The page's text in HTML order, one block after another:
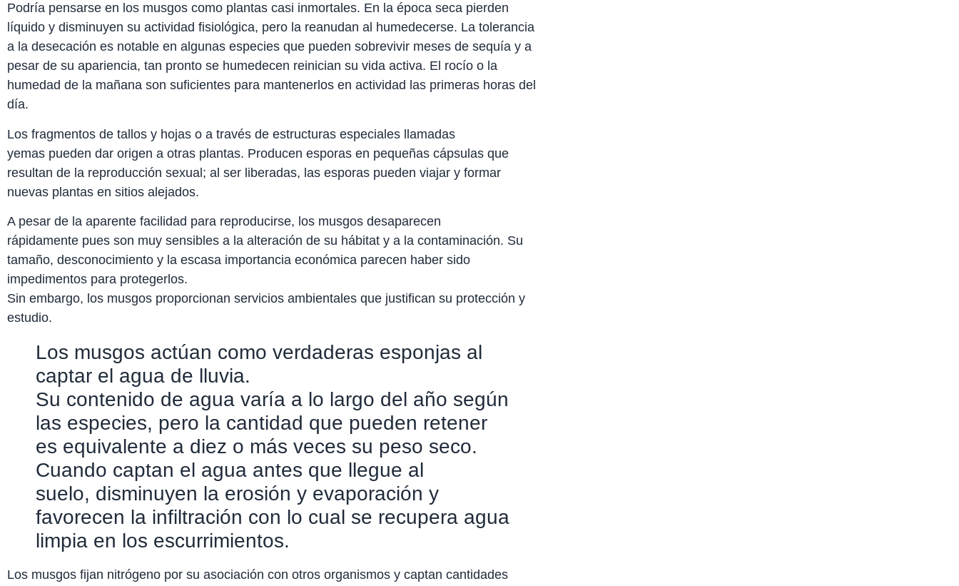
Podría pensarse en los musgos como plantas casi inmortales. En la época seca pierden
líquido y disminuyen su actividad fisiológica, pero la reanudan al humedecerse. La tolerancia
a la desecación es notable en algunas especies que pueden sobrevivir meses de sequía y a
pesar de su apariencia, tan pronto se humedecen reinician su vida activa. El rocío o la
humedad de la mañana son suficientes para mantenerlos en actividad las primeras horas del
día.
Los fragmentos de tallos y hojas o a través de estructuras especiales llamadas
yemas pueden dar origen a otras plantas. Producen esporas en pequeñas cápsulas que
resultan de la reproducción sexual; al ser liberadas, las esporas pueden viajar y formar
nuevas plantas en sitios alejados.
A pesar de la aparente facilidad para reproducirse, los musgos desaparecen
rápidamente pues son muy sensibles a la alteración de su hábitat y a la contaminación. Su
tamaño, desconocimiento y la escasa importancia económica parecen haber sido
impedimentos para protegerlos.
Sin embargo, los musgos proporcionan servicios ambientales que justifican su protección y
estudio.
Los musgos actúan como verdaderas esponjas al
captar el agua de lluvia.
Su contenido de agua varía a lo largo del año según
las especies, pero la cantidad que pueden retener
es equivalente a diez o más veces su peso seco.
Cuando captan el agua antes que llegue al
suelo, disminuyen la erosión y evaporación y
favorecen la infiltración con lo cual se recupera agua
limpia en los escurrimientos.
Los musgos fijan nitrógeno por su asociación con otros organismos y captan cantidades